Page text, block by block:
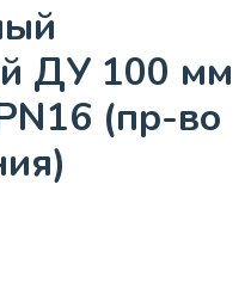
ДУ 100 мм
(пр-во